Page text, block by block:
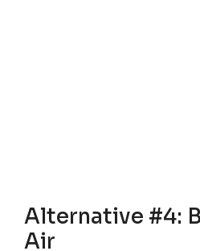
Alternative #4:
Air